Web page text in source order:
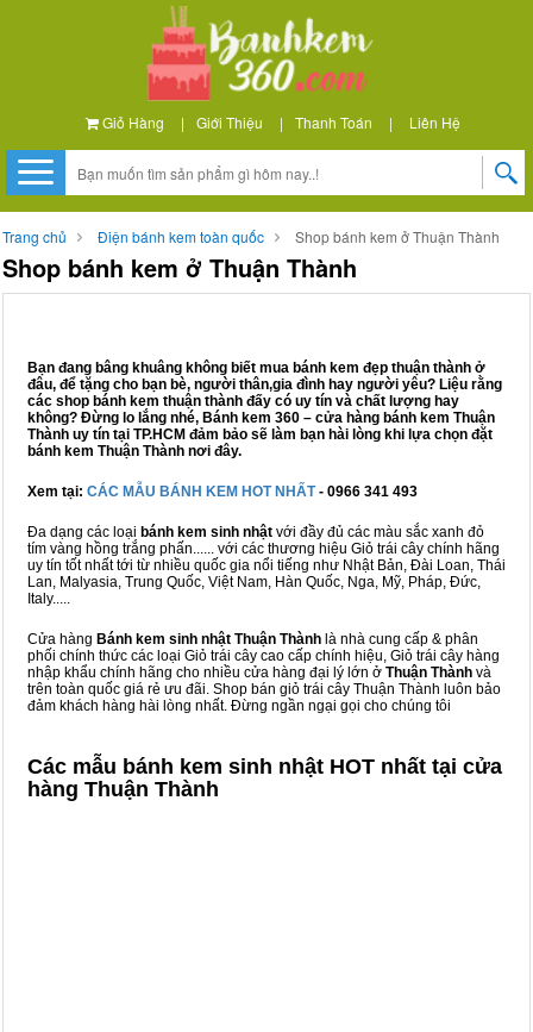
Giỏ Hàng | Giới Thiệu | Thanh Toán | Liên Hệ
Trang chủ Điện bánh kem toàn quốc Shop bánh kem ở Thuận Thành
Shop bánh kem ở Thuận Thành
Bạn đang bâng khuâng không biết mua bánh kem đẹp thuận thành ở
đâu, để tặng cho bạn bè, người thân,gia đình hay người yêu? Liệu rằng
các shop bánh kem thuận thành đấy có uy tín và chất lượng hay
không? Đừng lo lắng nhé, Bánh kem 360 – cửa hàng bánh kem Thuận
Thành uy tín tại TP.HCM đảm bảo sẽ làm bạn hài lòng khi lựa chọn đặt
bánh kem Thuận Thành nơi đây.
Xem tại: CÁC MẪU BÁNH KEM HOT NHẤT- 0966 341 493
Đa dạng các loại bánh kem sinh nhật với đầy đủ các màu sắc xanh đỏ
tím vàng hồng trắng phấn...... với các thương hiệu Giỏ trái cây chính hãng
uy tín tốt nhất tới từ nhiều quốc gia nổi tiếng như Nhật Bản, Đài Loan, Thái
Lan, Malyasia, Trung Quốc, Việt Nam, Hàn Quốc, Nga, Mỹ, Pháp, Đức,
Italy.....
Cửa hàng Bánh kem sinh nhật Thuận Thành là nhà cung cấp & phân
phối chính thức các loại Giỏ trái cây cao cấp chính hiệu, Giỏ trái cây hàng
nhập khẩu chính hãng cho nhiều cửa hàng đại lý lớn ở Thuận Thành và
trên toàn quốc giá rẻ ưu đãi. Shop bán giỏ trái cây Thuận Thành luôn bảo
đảm khách hàng hài lòng nhất. Đừng ngần ngại gọi cho chúng tôi
Các mẫu bánh kem sinh nhật HOT nhất tại cửa
hàng Thuận Thành